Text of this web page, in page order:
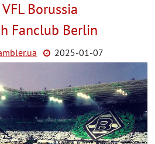
Borussia
Fanclub Berlin
2025-01-07